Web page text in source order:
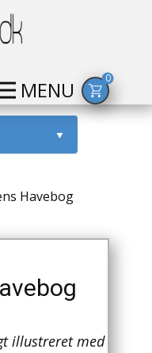
MENU 0
▼
Havebog
illustreret med